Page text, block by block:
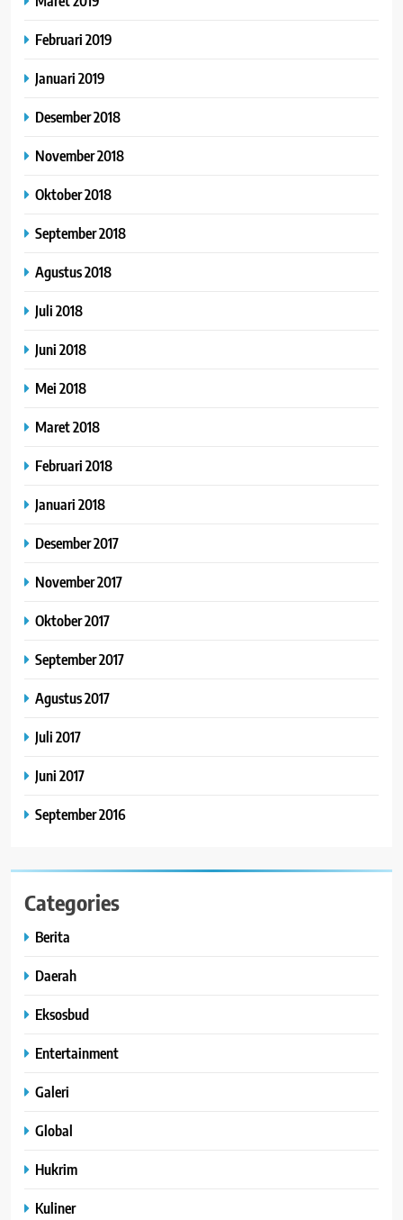
Februari 2019
Januari 2019
Desember 2018
November 2018
Oktober 2018
September 2018
Agustus 2018
Juli 2018
Juni 2018
Mei 2018
Maret 2018
Februari 2018
Januari 2018
Desember 2017
November 2017
Oktober 2017
September 2017
Agustus 2017
Juli 2017
Juni 2017
September 2016
Categories
Berita
Daerah
Eksosbud
Entertainment
Galeri
Global
Hukrim
Kuliner